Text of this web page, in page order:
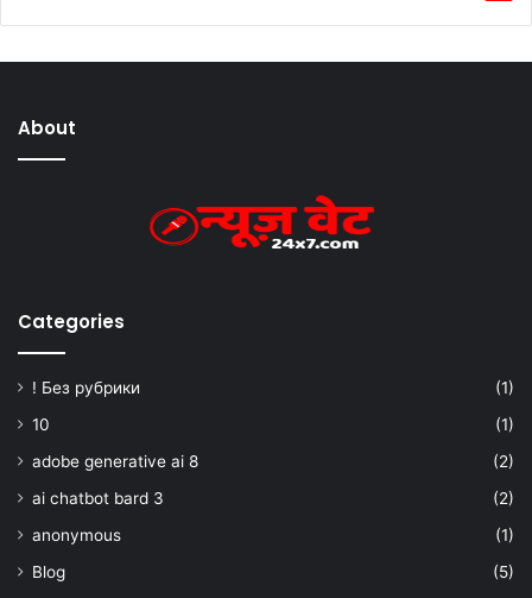
About
Categories
! Без рубрики
(1)
10
(1)
adobe generative ai 8
(2)
ai chatbot bard 3
(2)
anonymous
(1)
Blog
(5)